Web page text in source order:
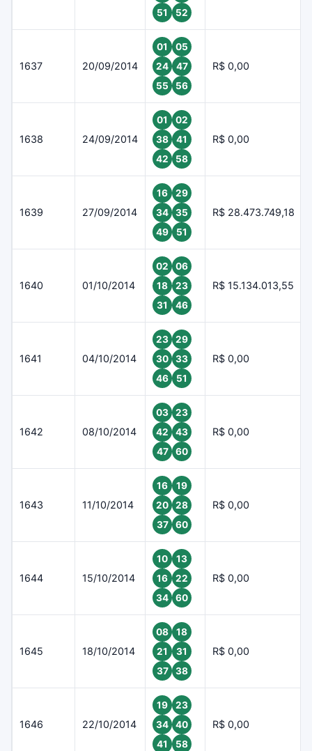
51
52
1637 20/09/2014
01
05
24
47
55
56
R$ 0,00
1638 24/09/2014
01
02
38
41
42
58
R$ 0,00
1639 27/09/2014
16
29
34
35
49
51
R$ 28.473.749,18
1640 01/10/2014
02
06
18
23
31
46
R$ 15.134.013,55
1641 04/10/2014
23
29
30
33
46
51
R$ 0,00
1642 08/10/2014
03
23
42
43
47
60
R$ 0,00
1643 11/10/2014
16
19
20
28
37
60
R$ 0,00
1644 15/10/2014
10
13
16
22
34
60
R$ 0,00
1645 18/10/2014
08
18
21
31
37
38
R$ 0,00
1646 22/10/2014
19
23
34
40
41
58
R$ 0,00